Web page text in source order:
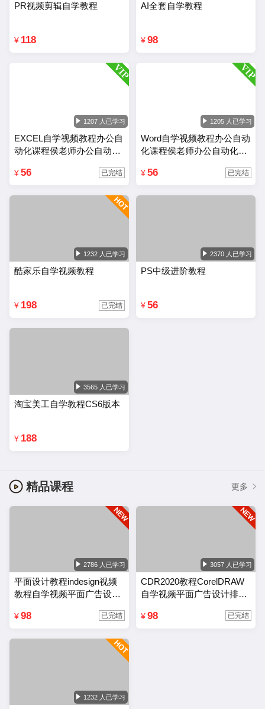
PR视频剪辑自学教程
¥ 118
AI全套自学教程
¥ 98
1207 人已学习
EXCEL自学视频教程办公自
动化课程侯老师办公自动化
¥ 56 已完结
1205 人已学习
Word自学视频教程办公自动
化课程侯老师办公自动化wo
¥ 56 已完结
1232 人已学习
酷家乐自学视频教程
¥ 198 已完结
2370 人已学习
PS中级进阶教程
¥ 56
3565 人已学习
淘宝美工自学教程CS6版本
¥ 188
精品课程 更多
2786 人已学习
平面设计教程indesign视频
教程自学视频平面广告设计
¥ 98 已完结
3057 人已学习
CDR2020教程CorelDRAW
自学视频平面广告设计排版
¥ 98 已完结
1232 人已学习